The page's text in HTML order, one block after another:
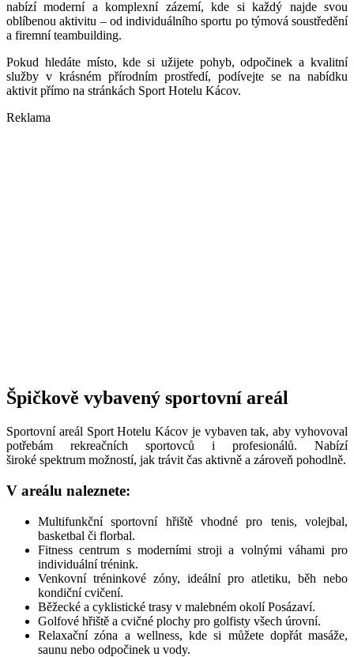
nabízímoderní a komplexní zázemí, kde si každý najde svou
oblíbenou aktivitu – od individuálního sportu po týmová soustředění
a firemníteambuilding.
Pokud hledáte místo, kde si užijete pohyb, odpočinek a kvalitní
služby v krásném přírodním prostředí, podívejte se na nabídku
aktivit přímo na stránkách Sport Hotelu Kácov.
Reklama
Špičkově vybavený sportovní areál
Sportovní areál Sport Hotelu Kácov je vybaven tak, aby vyhovoval
potřebám rekreačních sportovců i profesionálů. Nabízí
široké spektrum možností, jak trávit čas aktivně a zároveň pohodlně.
V areálu naleznete:
Multifunkční sportovní hřiště vhodnépro tenis, volejbal,
basketbal či florbal.
Fitness centrum s moderními stroji a volnými váhami pro
individuální trénink.
Venkovní tréninkové zóny, ideální pro atletiku, běh nebo
kondiční cvičení.
Běžecké a cyklistické trasy v malebném okolí Posázaví.
Golfové hřiště a cvičné plochy pro golfisty všech úrovní.
Relaxační zóna a wellness, kde si můžete dopřát masáže,
saunu nebo odpočinek u vody.